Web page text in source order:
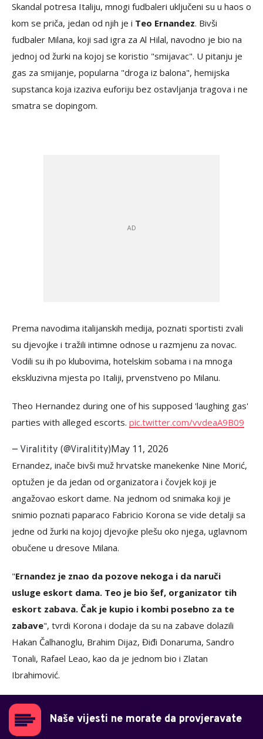
Skandal potresa Italiju, mnogi fudbaleri uključeni su u haos o
kom se priča, jedan od njih je i Teo Ernandez. Bivši
fudbaler Milana, koji sad igra za Al Hilal, navodno je bio na
jednoj od žurki na kojoj se koristio "smijavac". U pitanju je
gas za smijanje, popularna "droga iz balona", hemijska
supstanca koja izaziva euforiju bez ostavljanja tragova i ne
smatra se dopingom.
Prema navodima italijanskih medija, poznati sportisti zvali
su djevojke i tražili intimne odnose u razmjenu za novac.
Vodili su ih po klubovima, hotelskim sobama i na mnoga
ekskluzivna mjesta po Italiji, prvenstveno po Milanu.
Theo Hernandez during one of his supposed 'laughing gas'
parties with alleged escorts. pic.twitter.com/vvdeaA9B09
— Viralitity (@Viralitity)May 11, 2026
Ernandez, inače bivši muž hrvatske manekenke Nine Morić,
optužen je da jedan od organizatora i čovjek koji je
angažovao eskort dame. Na jednom od snimaka koji je
snimio poznati paparaco Fabricio Korona se vide detalji sa
jedne od žurki na kojoj djevojke plešu oko njega, uglavnom
obučene u dresove Milana.
"Ernandez je znao da pozove nekoga i da naruči
usluge eskort dama. Teo je bio šef, organizator tih
eskort zabava. Čak je kupio i kombi posebno za te
zabave", tvrdi Korona i dodaje da su na zabave dolazili
Hakan Čalhanoglu, Brahim Dijaz, Điđi Donaruma, Sandro
Tonali, Rafael Leao, kao da je jednom bio i Zlatan
Ibrahimović.
Naše vijesti ne morate da provjeravate